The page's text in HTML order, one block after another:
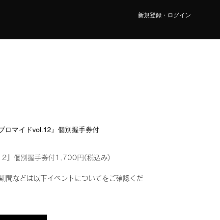
新規登録・ログイン
ロマイドvol.12』個別握手券付
』個別握手券付1,700円(税込み)
間などは以下イベントについてをご確認くだ